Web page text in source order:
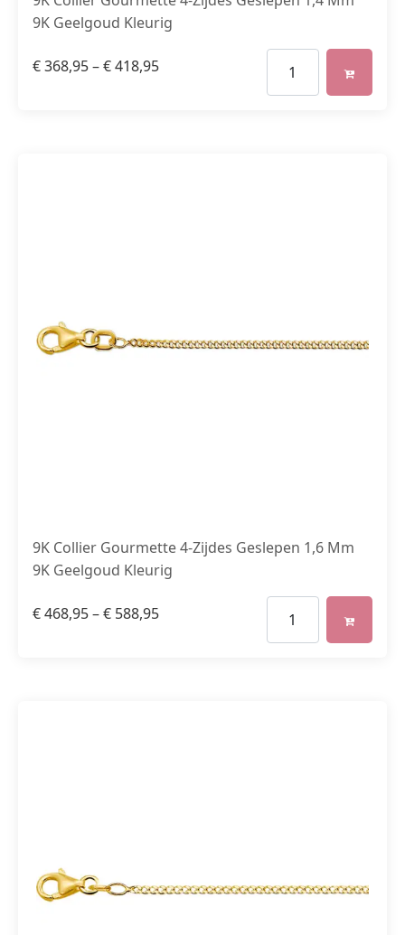
9K Geelgoud Kleurig
€368,95–€418,95
9K Collier Gourmette 4-Zijdes Geslepen 1,6 Mm
9K Geelgoud Kleurig
€468,95–€ 588,95